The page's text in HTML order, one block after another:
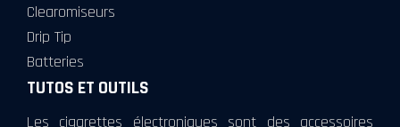
Clearomiseurs
Drip Tip
Batteries
TUTOS ET OUTILS
Les cigarettes électroniques sont des accessoires